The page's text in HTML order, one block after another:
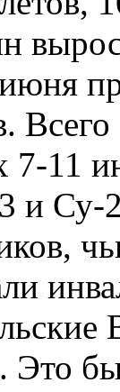
11
Су-
Это